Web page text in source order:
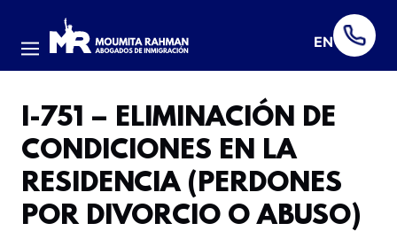
Menú
EN
I-751 – ELIMINACIÓN DE
CONDICIONES EN LA
RESIDENCIA (PERDONES
POR DIVORCIO O ABUSO)